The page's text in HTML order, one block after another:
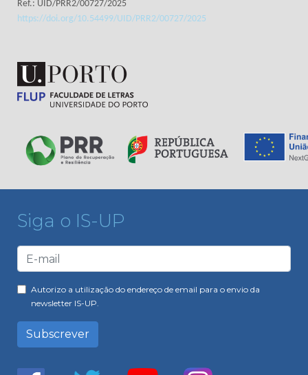
Ref.: UID/PRR2/00727/2025
https://doi.org/10.54499/UID/PRR2/00727/2025
Siga o IS-UP
Autorizo a utilização do endereço de email para o envio da
newsletter IS-UP.